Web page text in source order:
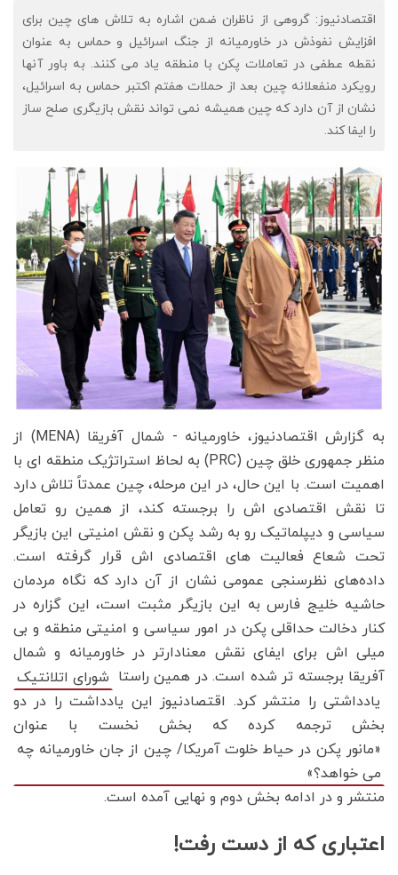
اقتصادنیوز: گروهی از ناظران ضمن اشاره به تلاش های چین برای
افزایش نفوذش در خاورمیانه از جنگ اسرائیل و حماس به عنوان
نقطه عطفی در تعاملات پکن با منطقه یاد می کنند. به باور آنها
رویکرد منفعلانه چین بعد از حملات هفتم اکتبر حماس به اسرائیل،
نشان از آن دارد که چین همیشه نمی تواند نقش بازیگری صلح ساز
را ایفا کند.
به گزارش اقتصادنیوز، خاورمیانه - شمال آفریقا (MENA) از
منظر جمهوری خلق چین (PRC) به لحاظ استراتژیک منطقه ای با
اهمیت است. با این حال، در این مرحله، چین عمدتاً تلاش دارد
تا نقش اقتصادی اش را برجسته کند، از همین رو تعامل
سیاسی و دیپلماتیک رو به رشد پکن و نقش امنیتی این بازیگر
تحت شعاع فعالیت های اقتصادی اش قرار گرفته است.
داده‌های نظرسنجی عمومی نشان از آن دارد که نگاه مردمان
حاشیه خلیج فارس به این بازیگر مثبت است، این گزاره در
کنار دخالت حداقلی پکن در امور سیاسی و امنیتی منطقه و بی
میلی اش برای ایفای نقش معنادارتر در خاورمیانه و شمال
آفریقا برجسته تر شده است. در همین راستا شورای اتلانتیک
یادداشتی را منتشر کرد. اقتصادنیوز این یادداشت را در دو
بخش ترجمه کرده که بخش نخست با عنوان
«مانور پکن در حیاط خلوت آمریکا/ چین از جان خاورمیانه چه
می خواهد؟»
منتشر و در ادامه بخش دوم و نهایی آمده است.
اعتباری که از دست رفت!